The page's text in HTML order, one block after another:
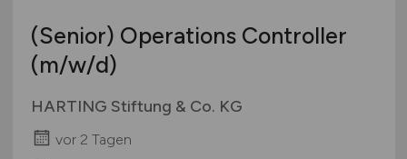
(Senior) Operations Controller
(m/w/d)
HARTING Stiftung & Co. KG
vor 2 Tagen